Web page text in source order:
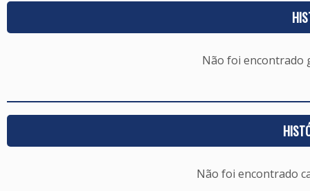
Não foi encontrado
Não foi encontrado